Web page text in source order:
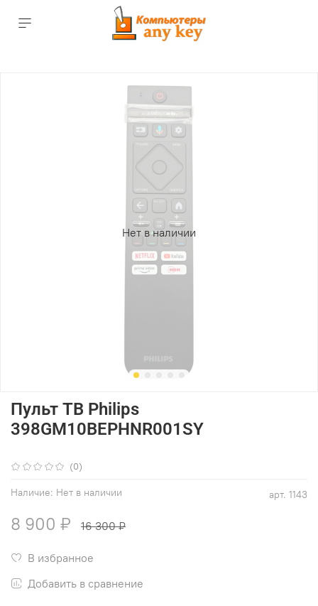
Нет в наличии
(0)
арт. 1143
Наличие: Нет в наличии
Пульт ТВ Philips
398GM10BEPHNR001SY
8 900 ₽ 16 300 ₽
В избранное
Добавить в сравнение